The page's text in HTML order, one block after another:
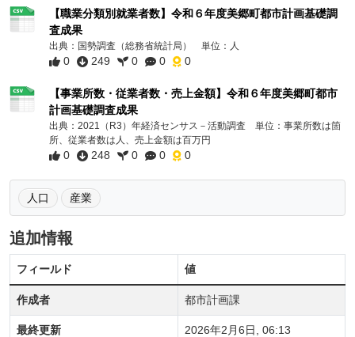
【職業分類別就業者数】令和６年度美郷町都市計画基礎調
査成果
出典：国勢調査（総務省統計局） 単位：人
0 249 0 0 0
【事業所数・従業者数・売上金額】令和６年度美郷町都市
計画基礎調査成果
出典：2021（R3）年経済センサス－活動調査 単位：事業所数は箇
所、従業者数は人、売上金額は百万円
0 248 0 0 0
人口 産業
追加情報
フィールド 値
作成者 都市計画課
最終更新
2026年2月6日, 06:13